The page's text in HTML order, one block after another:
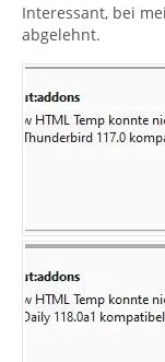
Interessant, bei
abgelehnt.